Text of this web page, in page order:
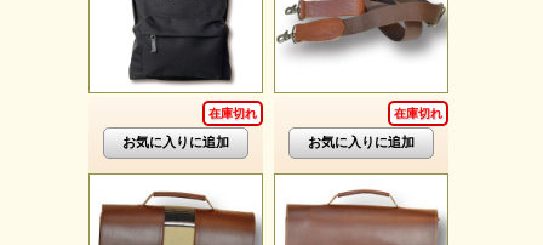
在庫切れ 在庫切れ